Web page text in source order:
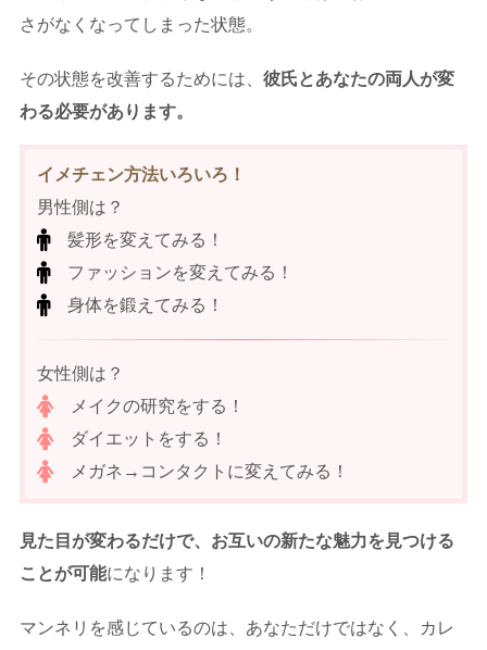
さがなくなってしまった状態。
その状態を改善するためには、 彼氏とあなたの両人が変
わる必要があります。
イメチェン方法いろいろ！
男性側は？
髪形を変えてみる！
ファッションを変えてみる！
身体を鍛えてみる！
女性側は？
メイクの研究をする！
ダイエットをする！
メガネ→コンタクトに変えてみる！
見た目が変わるだけで、お互いの新たな魅力を見つける
ことが可能になります！
マンネリを感じているのは、あなただけではなく、カレ